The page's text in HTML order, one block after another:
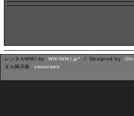
レンタルWIKI by WIKIWIKI.jp* / Designed by
タル掲示板
zawazawa